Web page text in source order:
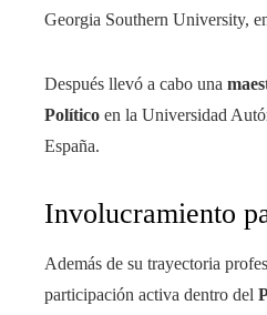
Georgia Southern University,
Después llevó a cabo una
Político en la Universidad
España.
Involucramiento
Además de su trayectoria
participación activa dentro del